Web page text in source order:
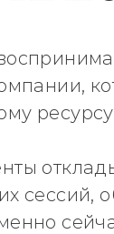
сессий,